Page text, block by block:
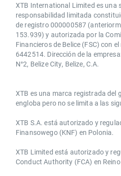
XTB International Limited es una
responsabilidad limitada
de registro 000000587
153.939) y autorizada por la
Financieros de Belice (FSC) con
6442514. Dirección de la
N°2, Belize City, Belize, C.A.
​​XTB es una marca registrada del
engloba pero no se limita a las
XTB S.A.​ está autorizado y
Finansowego (KNF) ​en Polonia.
XTB Limited ​está autorizado y
Conduct Authority ​(FCA) en